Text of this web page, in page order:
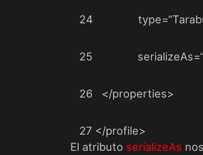
24 type=“
25 serializeAs=
26 </properties>
27 </profile>
El atributo serializeAs